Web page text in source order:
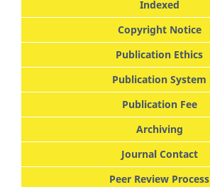
Indexed
Copyright Notice
Publication Ethics
Publication System
Publication Fee
Archiving
Journal Contact
Peer Review Process